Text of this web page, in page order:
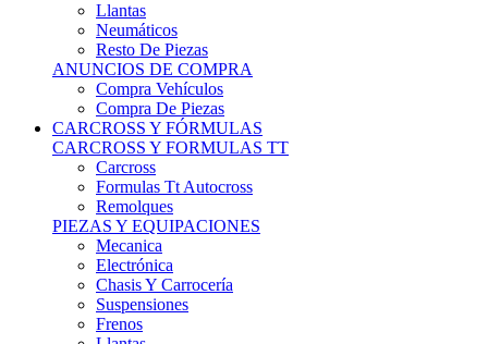
Resto De Piezas
ANUNCIOS DE COMPRA
Compra Vehículos
Compra De Piezas
CARCROSS Y FÓRMULAS
CARCROSS Y FORMULAS TT
Carcross
Formulas Tt Autocross
Remolques
PIEZAS Y EQUIPACIONES
Mecanica
Electrónica
Chasis Y Carrocería
Suspensiones
Frenos
Llantas
Neumáticos